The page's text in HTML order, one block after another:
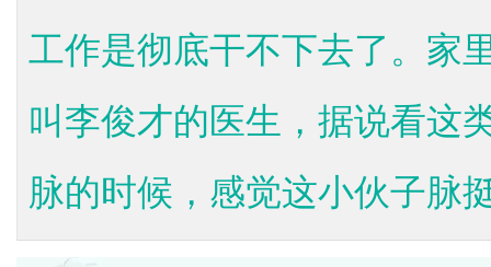
工作是彻底干不下去了。家
叫李俊才的医生，据说看这
脉的时候，感觉这小伙子脉